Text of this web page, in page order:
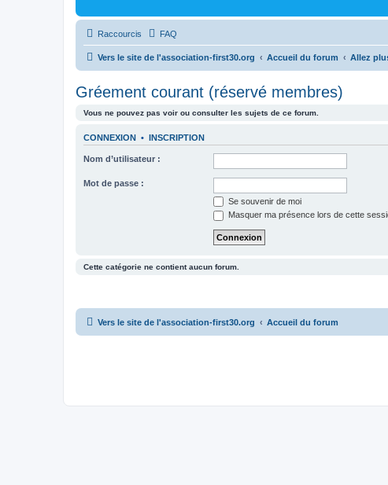
Raccourcis FAQ
Vers le site de l'association-first30.org Accueil du forum Allez
Gréement courant (réservé membres)
Vous ne pouvez pas voir ou consulter les sujets de ce forum.
CONNEXION • INSCRIPTION
Nom d’utilisateur :
Mot de passe :
Se souvenir de moi
Masquer ma présence lors de cette
Cette catégorie ne contient aucun forum.
Vers le site de l'association-first30.org Accueil du forum